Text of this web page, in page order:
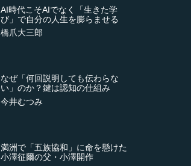
AI時代こそAIでなく「生きた学
び」で自分の人生を膨らませる
橋爪大三郎
なぜ「何回説明しても伝わらな
い」のか？鍵は認知の仕組み
今井むつみ
満洲で「五族協和」に命を懸けた
小澤征爾の父・小澤開作